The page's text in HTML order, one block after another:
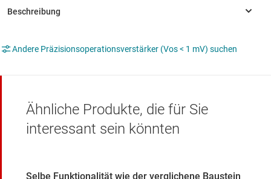
Andere Präzisionsoperationsverstärker (Vos < 1 mV) suchen
Ähnliche Produkte, die für Sie
interessant sein könnten
Selbe Funktionalität wie der verglichene Baustein